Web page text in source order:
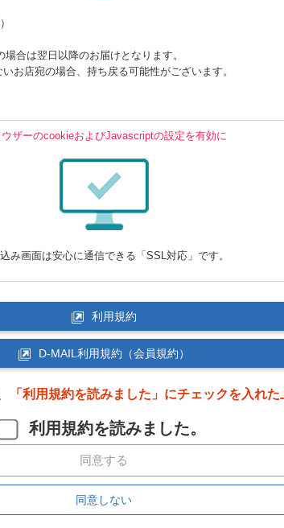
合は翌日以降のお届けとなります。
お店宛の場合、持ち戻る可能性がございます。
ウザーのcookieおよびJavascriptの設定を有効に
み画面は安心に通信できる「SSL対応」です。
利用規約
D-MAIL利用規約（会員規約）
「利用規約を読みました」にチェックを入れた
利用規約を読みました。
同意する
同意しない